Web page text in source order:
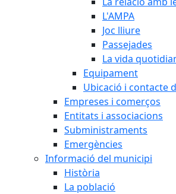
L'AMPA
Joc lliure
Passejades
La vida
Equipament
Ubicació i contacte
Empreses i comerços
Entitats i associacions
Subministraments
Emergències
Informació del municipi
Història
La població